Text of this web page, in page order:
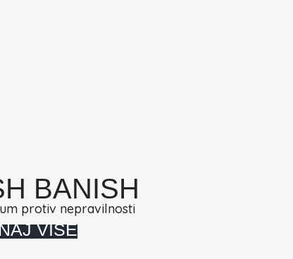
BANISH
protiv nepravilnosti
VIŠE